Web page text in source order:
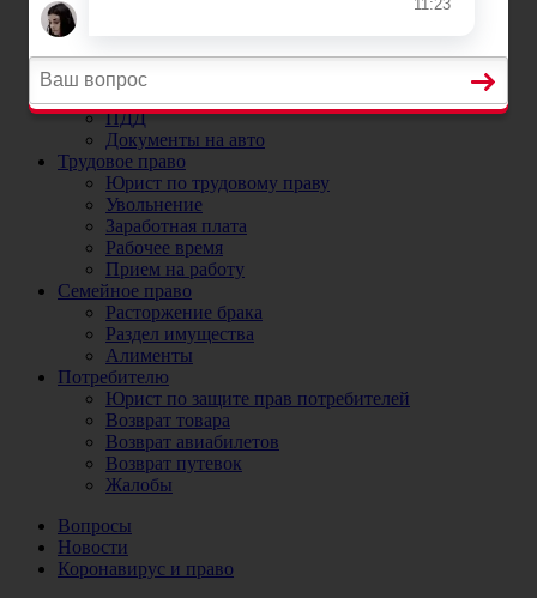
ОСАГО
ПДД
Документы на авто
Трудовое право
Юрист по трудовому праву
Увольнение
Заработная плата
Рабочее время
Прием на работу
Семейное право
Расторжение брака
Раздел имущества
Алименты
Потребителю
Юрист по защите прав потребителей
Возврат товара
Возврат авиабилетов
Возврат путевок
Жалобы
Вопросы
Новости
Коронавирус и право